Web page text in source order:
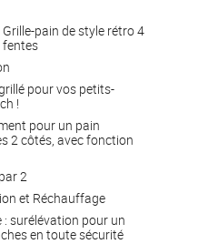
Grille-pain de style rétro 4
fentes
pour vos petits-
!
pour un pain
2 côtés, avec fonction
2
et Réchauffage
surélévation pour un
en toute sécurité